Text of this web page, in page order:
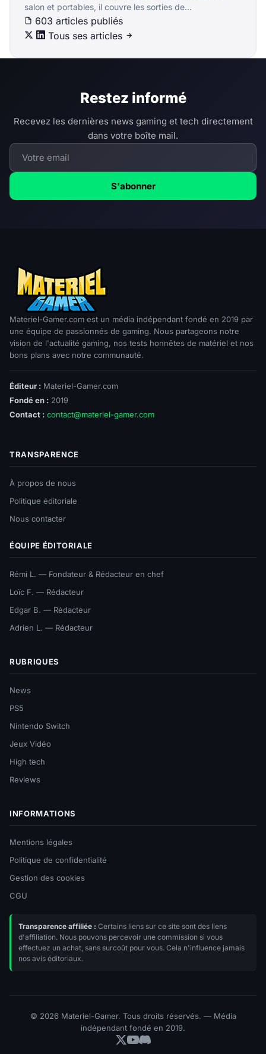
salon et portables, il couvre les sorties de...
603 articles publiés
Tous ses articles
Restez informé
Recevez les dernières news gaming et tech directement
dans votre boîte mail.
S'abonner
Materiel-Gamer.com est un média indépendant fondé en 2019 par
une équipe de passionnés de gaming. Nous partageons notre
vision de l'actualité gaming, nos tests honnêtes de matériel et nos
bons plans avec notre communauté.
Éditeur : Materiel-Gamer.com
Fondé en : 2019
Contact : contact@materiel-gamer.com
TRANSPARENCE
À propos de nous
Politique éditoriale
Nous contacter
ÉQUIPE ÉDITORIALE
Rémi L. — Fondateur & Rédacteur en chef
Loïc F. — Rédacteur
Edgar B. — Rédacteur
Adrien L. — Rédacteur
RUBRIQUES
News
PS5
Nintendo Switch
Jeux Vidéo
High tech
Reviews
INFORMATIONS
Mentions légales
Politique de confidentialité
Gestion des cookies
CGU
Transparence affiliée : Certains liens sur ce site sont des liens
d'affiliation. Nous pouvons percevoir une commission si vous
effectuez un achat, sans surcoût pour vous. Cela n'influence jamais
nos avis éditoriaux.
© 2026 Materiel-Gamer. Tous droits réservés. — Média
indépendant fondé en 2019.